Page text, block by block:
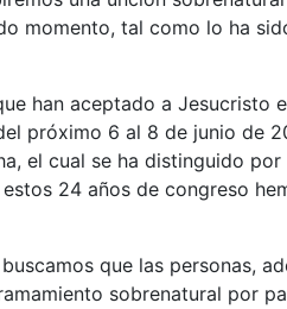
momento, tal como lo ha
han aceptado a Jesucristo
próximo 6 al 8 de junio de
el cual se ha distinguido
24 años de congreso
que las personas,
sobrenatural por